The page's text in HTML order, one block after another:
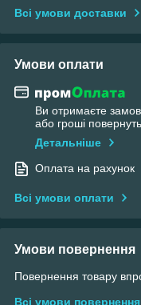
Всі умови доставки
Умови оплати
Ви отримаєте
або гроші
Детальніше
Оплата на рахунок
Всі умови оплати
Умови повернення
Повернення товару
Всі умови повернення